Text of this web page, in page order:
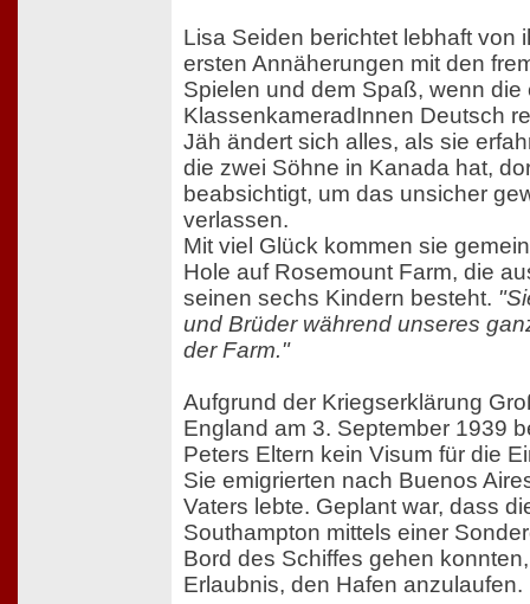
Lisa Seiden berichtet lebhaft von
ersten Annäherungen mit den
Spielen und dem Spaß, wenn die
KlassenkameradInnen Deutsch
Jäh ändert sich alles, als sie
die zwei Söhne in Kanada hat,
beabsichtigt, um das unsicher
verlassen.
Mit viel Glück kommen sie
Hole auf Rosemount Farm, die
seinen sechs Kindern besteht.
und Brüder während unseres
der Farm."
Aufgrund der Kriegserklärung
England am 3. September 1939
Peters Eltern kein Visum für die
Sie emigrierten nach Buenos
Vaters lebte. Geplant war, dass
Southampton mittels einer
Bord des Schiffes gehen
Erlaubnis, den Hafen anzulaufen.